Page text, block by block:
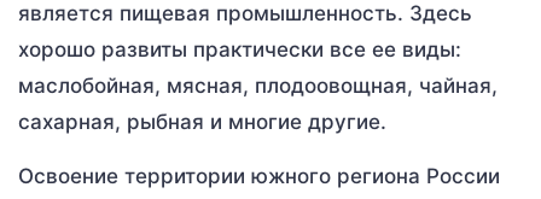
является пищевая промышленность. Здесь
хорошо развиты практически все ее виды:
маслобойная, мясная, плодоовощная, чайная,
сахарная, рыбная и многие другие.
Освоение территории южного региона России